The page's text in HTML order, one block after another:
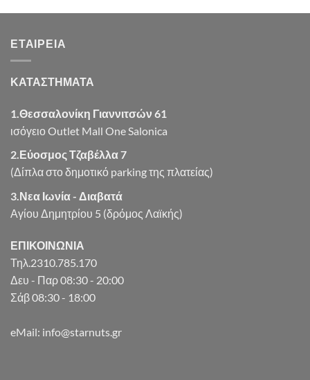
was: τιμή
ΕΤΑΙΡΕΊΑ
ΚΑΤΑΣΤΗΜΑΤΑ
1.Θεσσαλονίκη Γιαννιτσών 61
ισόγειο Outlet Mall One Salonica
2.Εύοσμος Τζαβέλλα 7
(Δίπλα στο δημοτικό parking της πλατείας)
3.Νεα Ιωνία - Διαβατά
Αγίου Δημητρίου 5 (δρόμος Λαϊκής)
ΕΠΙΚΟΙΝΩΝΙΑ
Τηλ.2310.785.170
Δευ - Παρ 08:30 - 20:00
Σάβ 08:30 - 18:00
eMail: info@starnuts.gr